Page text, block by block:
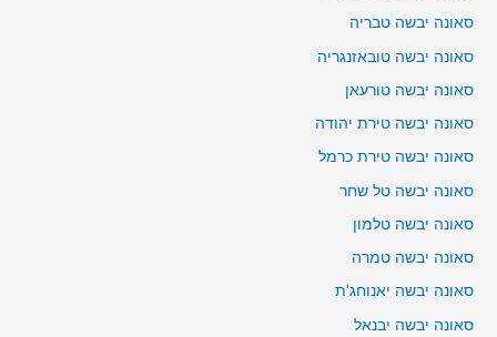
סאונה יבשה טבריה
סאונה יבשה טובאזנגריה
סאונה יבשה טורעאן
סאונה יבשה טירת יהודה
סאונה יבשה טירת כרמל
סאונה יבשה טל שחר
סאונה יבשה טלמון
סאונה יבשה טמרה
סאונה יבשה יאנוחג'ת
סאונה יבשה יבנאל